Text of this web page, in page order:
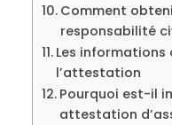
Comment
responsabilité
Les informations
l’attestation
Pourquoi est-il
attestation